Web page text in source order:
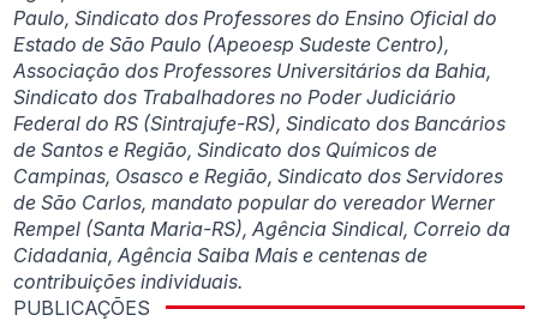
Paulo, Sindicato dos Professores do Ensino Oficial do
Estado de São Paulo (Apeoesp Sudeste Centro),
Associação dos Professores Universitários da Bahia,
Sindicato dos Trabalhadores no Poder Judiciário
Federal do RS (Sintrajufe-RS), Sindicato dos Bancários
de Santos e Região, Sindicato dos Químicos de
Campinas, Osasco e Região, Sindicato dos Servidores
de São Carlos, mandato popular do vereador Werner
Rempel (Santa Maria-RS), Agência Sindical, Correio da
Cidadania, Agência Saiba Mais e centenas de
contribuições individuais.
PUBLICAÇÕES